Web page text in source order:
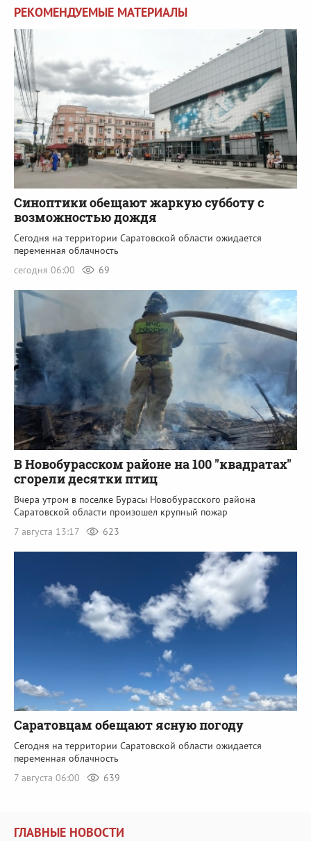
РЕКОМЕНДУЕМЫЕ МАТЕРИАЛЫ
Синоптики обещают жаркую субботу с
возможностью дождя
Сегодня на территории Саратовской области ожидается
переменная облачность
сегодня 06:00
69
В Новобурасском районе на 100 "квадратах"
сгорели десятки птиц
Вчера утром в поселке Бурасы Новобурасского района
Саратовской области произошел крупный пожар
7 августа 13:17
623
Саратовцам обещают ясную погоду
Сегодня на территории Саратовской области ожидается
переменная облачность
7 августа 06:00
639
ГЛАВНЫЕ НОВОСТИ